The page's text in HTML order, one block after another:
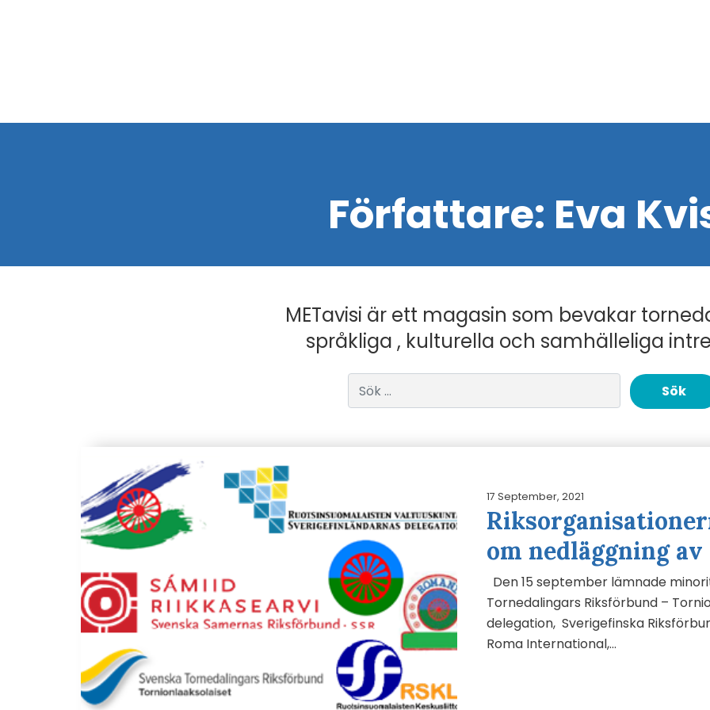
Författare: Eva
METavisi är ett magasin som bevakar
språkliga , kulturella och samhälleliga
17 September, 2021
om nedläggning
Den 15 september lämnade
Tornedalingars Riksförbund –
delegation, Sverigefinska
Roma International,…